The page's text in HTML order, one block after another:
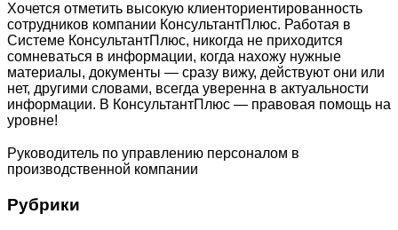
Хочется отметить высокую клиенториентированность
сотрудников компании КонсультантПлюс. Работая в
Системе КонсультантПлюс, никогда не приходится
сомневаться в информации, когда нахожу нужные
материалы, документы — сразу вижу, действуют они или
нет, другими словами, всегда уверенна в актуальности
информации. В КонсультантПлюс — правовая помощь на
уровне!
Руководитель по управлению персоналом в
производственной компании
Рубрики